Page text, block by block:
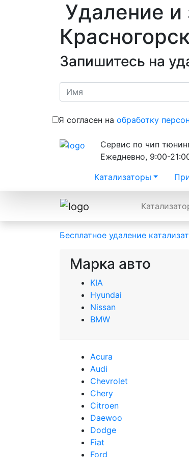
Удаление и
Запишитесь на
Я согласен на обработку
Сервис по чип
Ежедневно, 9:00-
Катализаторы
Бесплатное удаление
Марка авто
KIA
Hyundai
Nissan
BMW
Acura
Audi
Сhevrolet
Chery
Сitroen
Daewoo
Dodge
Fiat
Ford